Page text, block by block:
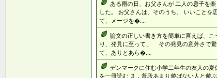
ある雨の日、お父さんが 二人の息子を
した。 お父さんは、そのうち、 いいことを
て、メージを�....
論文の正しい書き方を簡単に言えば、
り、発見に至って、 その発見の意外さで
て、ありとあら�....
デンマークに住む小学二年生の友人の
を一冊読む ３．普段あまり遊ばない人と遊